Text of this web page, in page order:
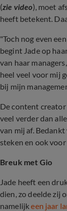
(zie video), moet
heeft betekent.
"Toch nog even
begint Jade op
van haar
heel veel voor mij
bij mijn
De content
veel verder dan
van mij af.
steken en ook
Breuk met Gio
Jade heeft een
dien, zo deelde zij
namelijkeen jaar